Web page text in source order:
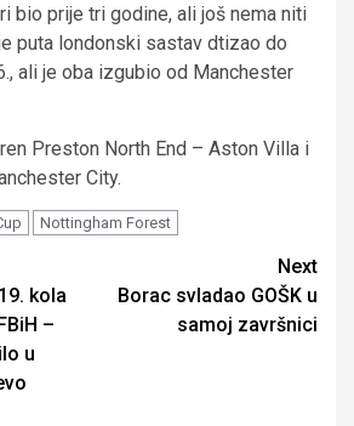
bio prije tri godine, ali još nema niti
puta londonski sastav dtizao do
ali je oba izgubio od Manchester
Preston North End – Aston Villa i
City.
Nottingham Forest
kola
–
u
Next
Borac svladao GOŠK u
samoj završnici